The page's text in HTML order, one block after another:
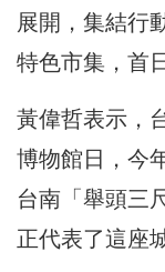
展開，集結行
特色市集，首
黃偉哲表示，
博物館日，今
台南「舉頭三
正代表了這座